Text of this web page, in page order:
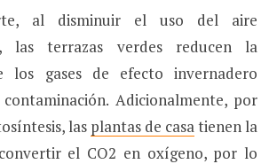
al disminuir el uso del aire
las terrazas verdes reducen la
los gases de efecto invernadero
Adicionalmente, por
las plantas de casatienen la
el CO2 en oxígeno, por lo